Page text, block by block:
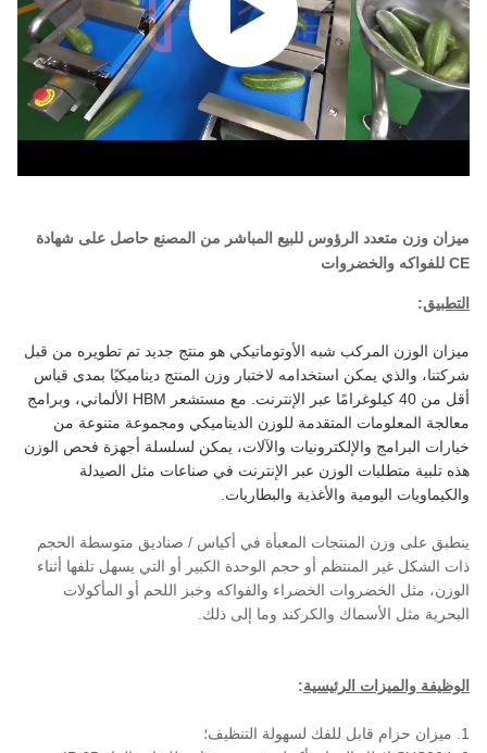
ميزان وزن متعدد الرؤوس للبيع المباشر من المصنع حاصل على شهادة
CE للفواكه والخضروات
التطبيق:
ميزان الوزن المركب شبه الأوتوماتيكي هو منتج جديد تم تطويره من قبل
شركتنا، والذي يمكن استخدامه لاختبار وزن المنتج ديناميكيًا بمدى قياس
أقل من 40 كيلوغرامًا عبر الإنترنت. مع مستشعر HBM الألماني، وبرامج
معالجة المعلومات المتقدمة للوزن الديناميكي ومجموعة متنوعة من
خيارات البرامج والإلكترونيات والآلات، يمكن لسلسلة أجهزة فحص الوزن
هذه تلبية متطلبات الوزن عبر الإنترنت في صناعات مثل الصيدلة
والكيماويات اليومية والأغذية والبطاريات.
ينطبق على وزن المنتجات المعبأة في أكياس / صناديق متوسطة الحجم
ذات الشكل غير المنتظم أو حجم الوحدة الكبير أو التي يسهل تلفها أثناء
الوزن، مثل الخضروات الخضراء والفواكه وخبز اللحم أو المأكولات
البحرية مثل الأسماك والكركند وما إلى ذلك.
الوظيفة والميزات الرئيسية:
1. ميزان حزام قابل للفك لسهولة التنظيف؛